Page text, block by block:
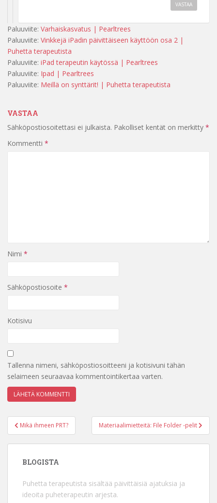
VASTAA
Paluuviite: Varhaiskasvatus | Pearltrees
Paluuviite: Vinkkejä iPadin päivittäiseen käyttöön osa 2 |
Puhetta terapeutista
Paluuviite: iPad terapeutin käytössä | Pearltrees
Paluuviite: Ipad | Pearltrees
Paluuviite: Meillä on synttärit! | Puhetta terapeutista
VASTAA
Sähköpostiosoitettasi ei julkaista. Pakolliset kentät on merkitty *
Kommentti *
Nimi *
Sähköpostiosoite *
Kotisivu
Tallenna nimeni, sähköpostiosoitteeni ja kotisivuni tähän
selaimeen seuraavaa kommentointikertaa varten.
Artikkelien
selaus
Mikä ihmeen PRT? Materiaalimietteitä: File Folder -pelit
BLOGISTA
Puhetta terapeutista sisältää päivittäisiä ajatuksia ja
ideoita puheterapeutin arjesta.